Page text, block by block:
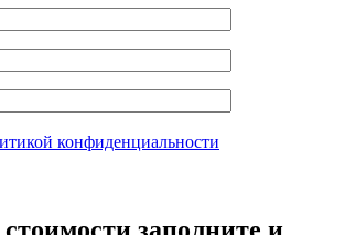
конфиденциальности